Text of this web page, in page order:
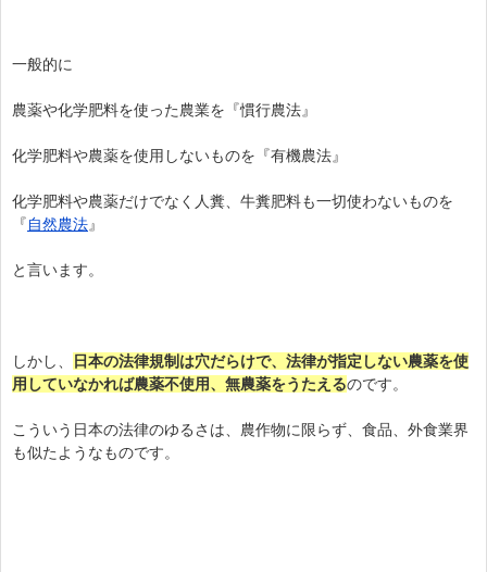
一般的に
農薬や化学肥料を使った農業を『慣行農法』
化学肥料や農薬を使用しないものを『有機農法』
化学肥料や農薬だけでなく人糞、牛糞肥料も一切使わないものを
『自然農法』
と言います。
しかし、
日本の法律規制は穴だらけで、法律が指定しない農薬を使
用していなかれば農薬不使用、無農薬をうたえるのです。
こういう日本の法律のゆるさは、農作物に限らず、食品、外食業界
も似たようなものです。